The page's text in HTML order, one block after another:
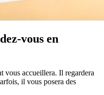
vous en
vous accueillera. Il regardera
il vous posera des